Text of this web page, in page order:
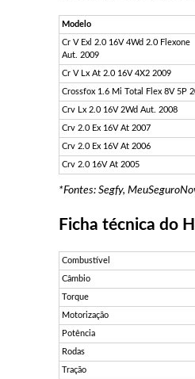
Modelo
Cr V Exl 2.0 16V 4Wd 2.0 Flexone
Aut. 2009
Cr V Lx At 2.0 16V 4X2 2009
Crossfox 1.6 Mi Total Flex 8V 5P
Crv Lx 2.0 16V 2Wd Aut. 2008
Crv 2.0 Ex 16V At 2007
Crv 2.0 Ex 16V At 2006
Crv 2.0 16V At 2005
*Fontes: Segfy,
Ficha técnica do
Combustível
Câmbio
Torque
Motorização
Potência
Rodas
Tração